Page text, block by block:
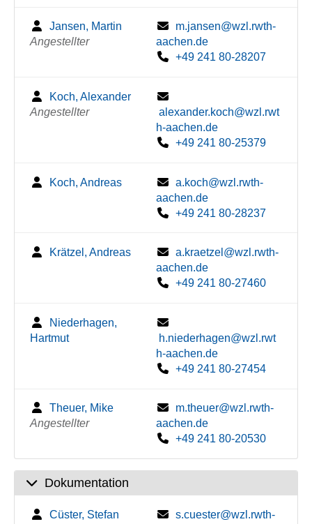
Jansen, Martin
Angestellter
m.jansen@wzl.rwth-
aachen.de
+49 241 80-28207
Koch, Alexander
Angestellter
alexander.koch@wzl.rwt
h-aachen.de
+49 241 80-25379
Koch, Andreas
a.koch@wzl.rwth-
aachen.de
+49 241 80-28237
Krätzel, Andreas
a.kraetzel@wzl.rwth-
aachen.de
+49 241 80-27460
Niederhagen,
Hartmut
h.niederhagen@wzl.rwt
h-aachen.de
+49 241 80-27454
Theuer, Mike
Angestellter
m.theuer@wzl.rwth-
aachen.de
+49 241 80-20530
Dokumentation
Cüster, Stefan
s.cuester@wzl.rwth-